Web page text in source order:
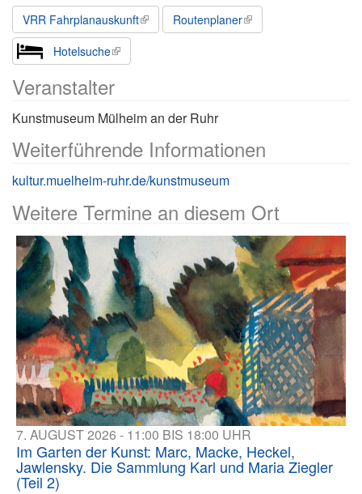
VRR Fahrplanauskunft
Routenplaner
Hotelsuche
Veranstalter
Kunstmuseum Mülheim an der Ruhr
Weiterführende Informationen
kultur.muelheim-ruhr.de/kunstmuseum
Weitere Termine an diesem Ort
7. AUGUST 2026 - 11:00 BIS 18:00 UHR
Im Garten der Kunst: Marc, Macke, Heckel,
Jawlensky. Die Sammlung Karl und Maria Ziegler
(Teil 2)